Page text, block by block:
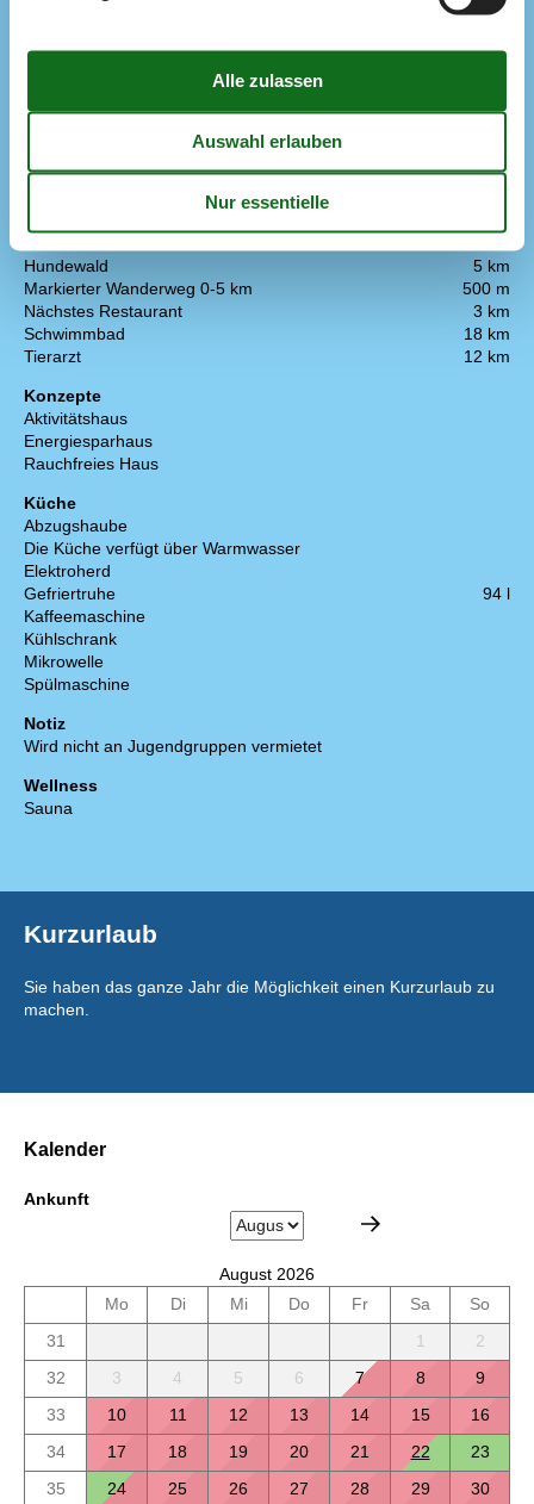
Entf. zum Wasser/Baden
Entfernung Einkauf
2 km
Hundewald
5 km
Markierter Wanderweg 0-5 km
500 m
Nächstes Restaurant
3 km
Schwimmbad
18 km
Tierarzt
12 km
Konzepte
Aktivitätshaus
Energiesparhaus
Rauchfreies Haus
Küche
Abzugshaube
Die Küche verfügt über Warmwasser
Elektroherd
Gefriertruhe
94 l
Kaffeemaschine
Kühlschrank
Mikrowelle
Spülmaschine
Notiz
Wird nicht an Jugendgruppen vermietet
Wellness
Sauna
Kurzurlaub
Sie haben das ganze Jahr die Möglichkeit einen Kurzurlaub zu
machen.
Kalender
Ankunft
August 2026
Mo
Di Mi Do Fr Sa
So
31
1
2
32
3 4 5 6 7 8
9
33
10 11 12 13 14 15
16
34
17 18 19 20 21 22
23
35
24 25 26 27 28 29
30